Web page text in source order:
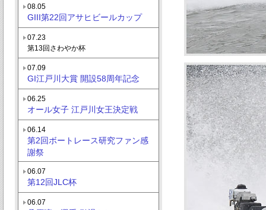
08.05
GIII第22回アサヒビールカップ
07.23
第13回さわやか杯
07.09
GI江戸川大賞 開設58周年記念
06.25
オール女子 江戸川女王決定戦
06.14
第2回ボートレース研究ファン感
謝祭
06.07
第12回JLC杯
06.07